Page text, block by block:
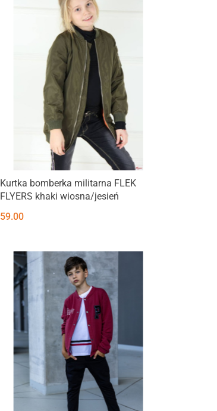
Kurtka bomberka militarna FLEK
FLYERS khaki wiosna/jesień
59.00